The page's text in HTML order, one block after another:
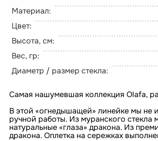
Материал:
Цвет:
Высота, см:
Вес, гр:
Диаметр / размер стекла:
Самая нашумевшая коллекция Olafa,
В этой «огнедышащей» линейке мы не
ручной работы. Из муранского
натуральные «глаза» дракона. Из
дракона. Оплетка на сережках